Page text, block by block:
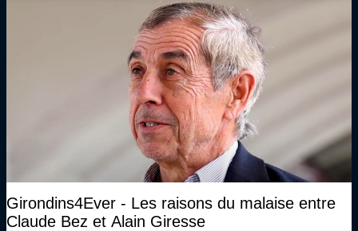
Girondins4Ever - Les raisons du malaise entre
Claude Bez et Alain Giresse